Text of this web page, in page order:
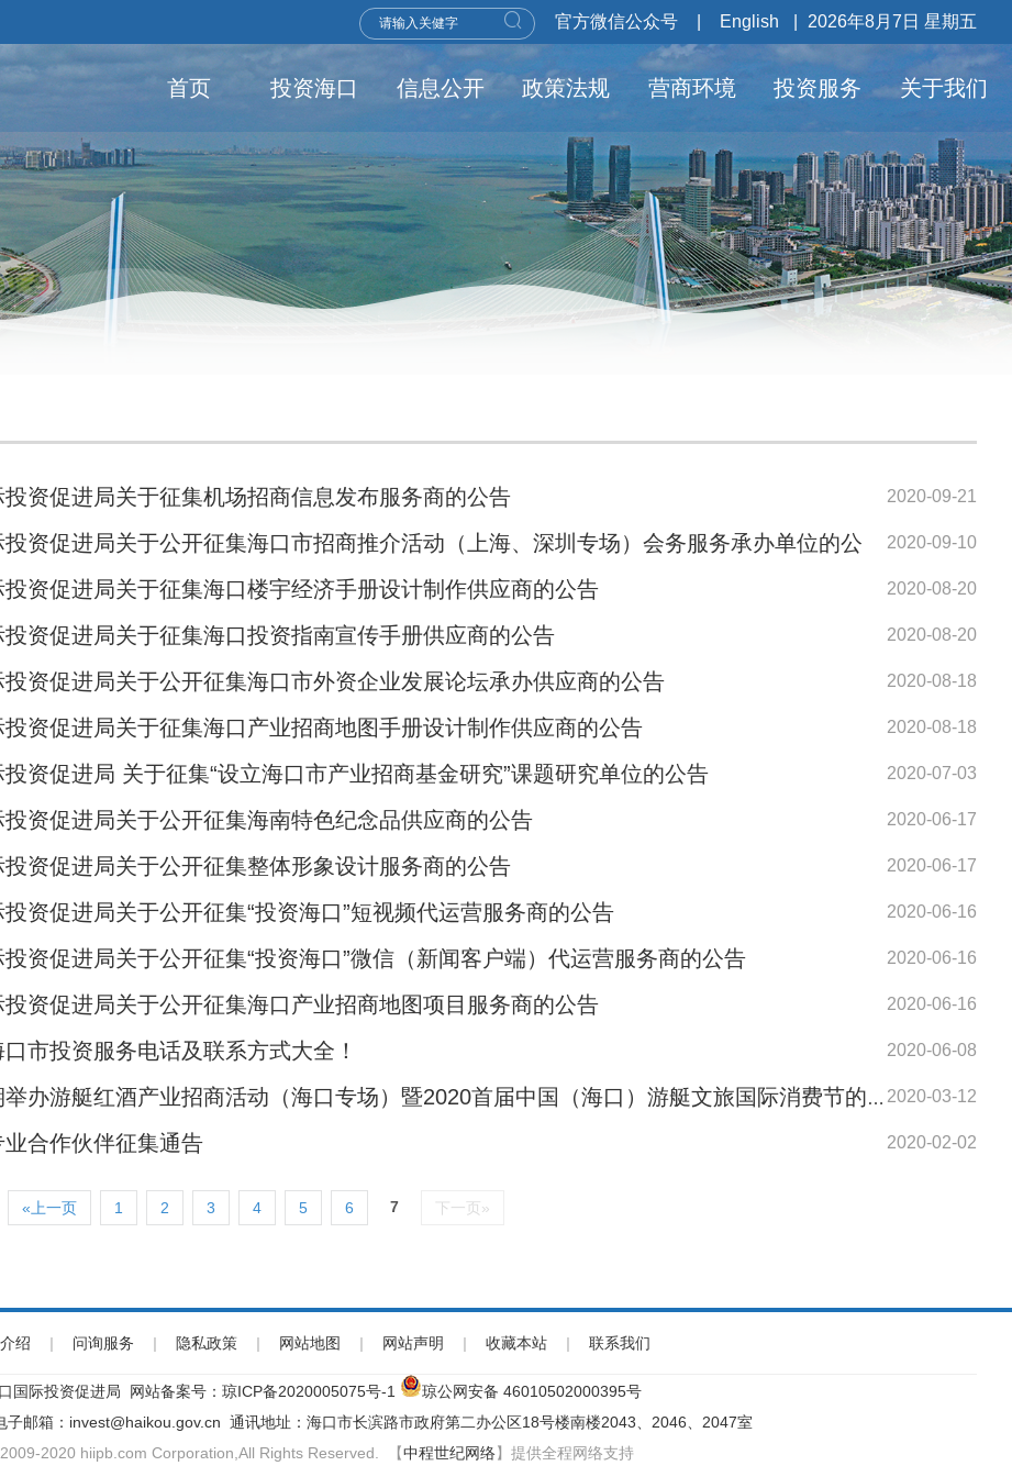
官方微信公众号 English 2026年8月7日 星期五
首页 投资海口 信息公开 政策法规 营商环境 投资服务 关于我们
2020-09-21
资促进局关于征集机场招商信息发布服务商的公告
2020-09-10
资促进局关于公开征集海口市招商推介活动（上海、深圳专场）会务服务承办单位的公
2020-08-20
资促进局关于征集海口楼宇经济手册设计制作供应商的公告
2020-08-20
资促进局关于征集海口投资指南宣传手册供应商的公告
2020-08-18
资促进局关于公开征集海口市外资企业发展论坛承办供应商的公告
2020-08-18
资促进局关于征集海口产业招商地图手册设计制作供应商的公告
2020-07-03
资促进局 关于征集“设立海口市产业招商基金研究”课题研究单位的公告
2020-06-17
资促进局关于公开征集海南特色纪念品供应商的公告
2020-06-17
资促进局关于公开征集整体形象设计服务商的公告
2020-06-16
资促进局关于公开征集“投资海口”短视频代运营服务商的公告
2020-06-16
资促进局关于公开征集“投资海口”微信（新闻客户端）代运营服务商的公告
2020-06-16
资促进局关于公开征集海口产业招商地图项目服务商的公告
2020-06-08
市投资服务电话及联系方式大全！
2020-03-12
办游艇红酒产业招商活动（海口专场）暨2020首届中国（海口）游艇文旅国际消费节的通告
2020-02-02
合作伙伴征集通告
«上一页 1 2 3 4 5 6 7 下一页»
绍 | 问询服务 | 隐私政策 | 网站地图 | 网站声明 | 收藏本站 | 联系我们
国际投资促进局 网站备案号： 琼ICP备2020005075号-1
琼公网安备 46010502000395号
邮箱：invest@haikou.gov.cn 通讯地址：海口市长滨路市政府第二办公区18号楼南楼2043、2046、2047室
2020 hiipb.com Corporation,All Rights Reserved. 【中程世纪网络】提供全程网络支持